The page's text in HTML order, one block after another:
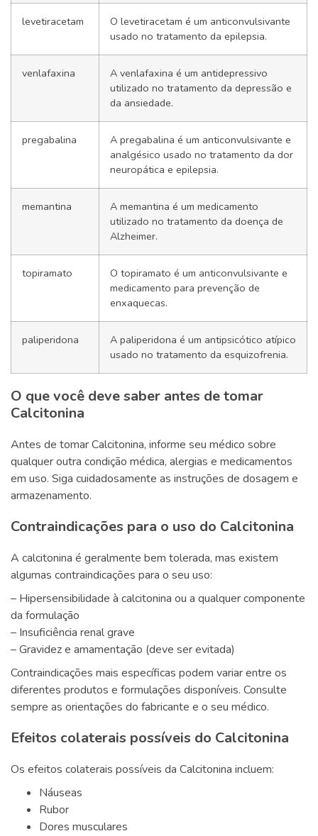
levetiracetam
O levetiracetam é um anticonvulsivante
usado no tratamento da epilepsia.
venlafaxina
A venlafaxina é um antidepressivo
utilizado no tratamento da depressão e
da ansiedade.
pregabalina
A pregabalina é um anticonvulsivante e
analgésico usado no tratamento da dor
neuropática e epilepsia.
memantina
A memantina é um medicamento
utilizado no tratamento da doença de
Alzheimer.
topiramato
O topiramato é um anticonvulsivante e
medicamento para prevenção de
enxaquecas.
paliperidona
A paliperidona é um antipsicótico atípico
usado no tratamento da esquizofrenia.
O que você deve saber antes de tomar
Calcitonina
Antes de tomar Calcitonina, informe seu médico sobre
qualquer outra condição médica, alergias e medicamentos
em uso. Siga cuidadosamente as instruções de dosagem e
armazenamento.
Contraindicações para o uso do Calcitonina
A calcitonina é geralmente bem tolerada, mas existem
algumas contraindicações para o seu uso:
– Hipersensibilidade à calcitonina ou a qualquer componente
da formulação
– Insuficiência renal grave
– Gravidez e amamentação (deve ser evitada)
Contraindicações mais específicas podem variar entre os
diferentes produtos e formulações disponíveis. Consulte
sempre as orientações do fabricante e o seu médico.
Efeitos colaterais possíveis do Calcitonina
Os efeitos colaterais possíveis da Calcitonina incluem:
Náuseas
Rubor
Dores musculares